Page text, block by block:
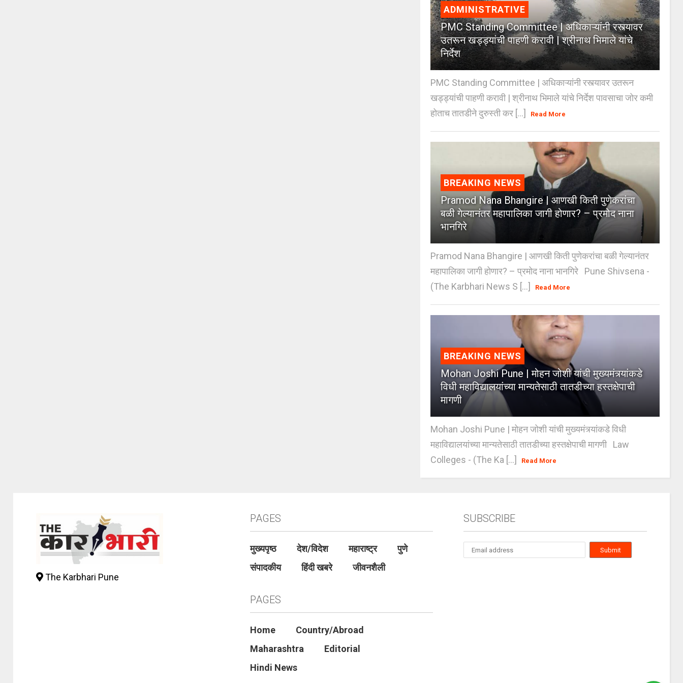
ADMINISTRATIVE
PMC Standing Committee | अधिकाऱ्यांनी रस्त्यावर
उतरून खड्ड्यांची पाहणी करावी | श्रीनाथ भिमाले यांचे
निर्देश
PMC Standing Committee | अधिकाऱ्यांनी रस्त्यावर उतरून
खड्ड्यांची पाहणी करावी | श्रीनाथ भिमाले यांचे निर्देश पावसाचा जोर कमी
होताच तातडीने दुरुस्ती कर [...]
Read More
BREAKING NEWS
Pramod Nana Bhangire | आणखी किती पुणेकरांचा
बळी गेल्यानंतर महापालिका जागी होणार? – प्रमोद नाना
भानगिरे
Pramod Nana Bhangire | आणखी किती पुणेकरांचा बळी गेल्यानंतर
महापालिका जागी होणार? – प्रमोद नाना भानगिरे Pune Shivsena -
(The Karbhari News S [...]
Read More
BREAKING NEWS
Mohan Joshi Pune | मोहन जोशी यांची मुख्यमंत्र्यांकडे
विधी महाविद्यालयांच्या मान्यतेसाठी तातडीच्या हस्तक्षेपाची
मागणी
Mohan Joshi Pune | मोहन जोशी यांची मुख्यमंत्र्यांकडे विधी
महाविद्यालयांच्या मान्यतेसाठी तातडीच्या हस्तक्षेपाची मागणी Law
Colleges - (The Ka [...]
Read More
The Karbhari Pune
PAGES
मुख्यपृष्ठ देश/विदेश महाराष्ट्र
पुणे
संपादकीय
हिंदी खबरे जीवनशैली
PAGES
Home
Country/Abroad
Maharashtra
Editorial
Hindi News
SUBSCRIBE